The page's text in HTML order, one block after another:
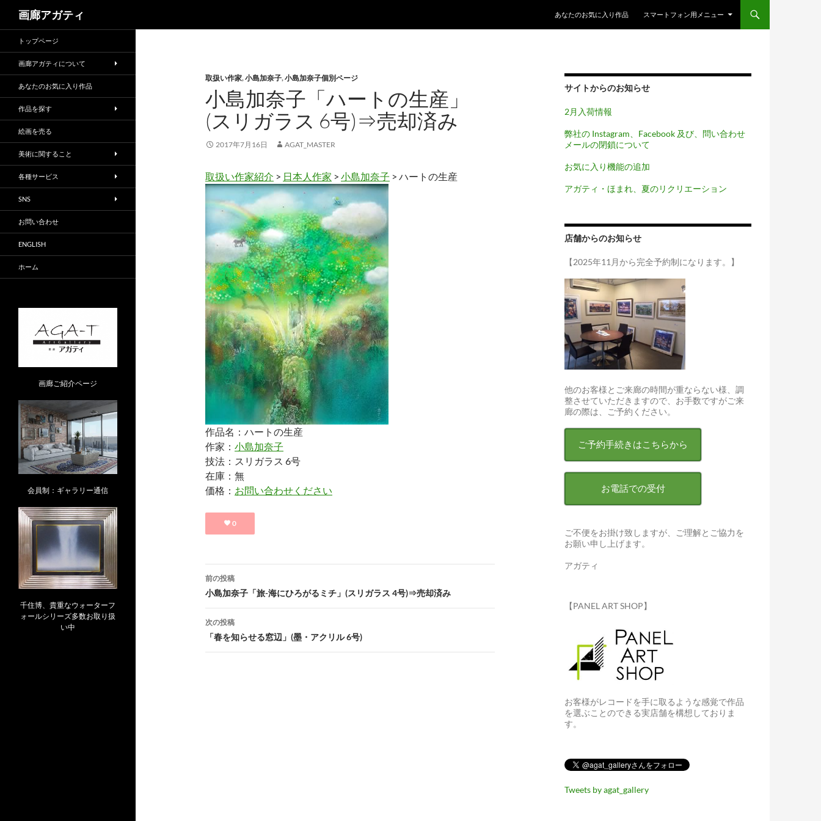
画廊アガティ
あなたのお気に入り作品
スマートフォン用メニュー
取扱い作家,小島加奈子,小島加奈子個別ページ
小島加奈子「ハートの生産」
(スリガラス 6号)⇒売却済み
2017年7月16日 AGAT_MASTER
取扱い作家紹介 > 日本人作家 > 小島加奈子 > ハートの生産
作品名：ハートの生産
作家： 小島加奈子
技法：スリガラス 6号
在庫：無
価格： お問い合わせください
0
投
稿
ナ
ビ
ゲ
前の投稿
小島加奈子「旅-海にひろがるミチ」(スリガラス 4号)⇒売却済み
次の投稿
「春を知らせる窓辺」(墨・アクリル 6号)
サイトからのお知らせ
2月入荷情報
弊社の Instagram、Facebook 及び、問い合わせ
メールの閉鎖について
お気に入り機能の追加
アガティ・ほまれ、夏のリクリエーション
店舗からのお知らせ
【2025年11月から完全予約制になります。】
他のお客様とご来廊の時間が重ならない様、調
整させていただきますので、お手数ですがご来
廊の際は、ご予約ください。
ご予約手続きはこちらから
お電話での受付
ご不便をお掛け致しますが、ご理解とご協力を
お願い申し上げます。
アガティ
【PANEL ART SHOP】
お客様がレコードを手に取るような感覚で作品
を選ぶことのできる実店舗を構想しておりま
す。
Tweets by agat_gallery
トップページ
画廊アガティについて
あなたのお気に入り作品
作品を探す
絵画を売る
美術に関すること
各種サービス
SNS
お問い合わせ
ENGLISH
ホーム
画廊ご紹介ページ
会員制：ギャラリー通信
千住博、貴重なウォーターフ
ォールシリーズ多数お取り扱
い中